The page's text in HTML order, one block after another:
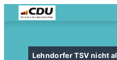
Lehndorfer TSV nicht